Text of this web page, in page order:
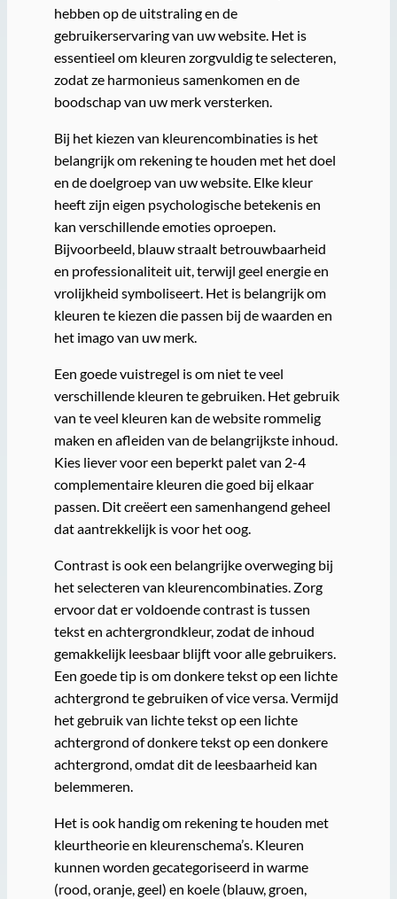
hebben op de uitstraling en de
gebruikerservaring van uw website. Het is
essentieel om kleuren zorgvuldig te selecteren,
zodat ze harmonieus samenkomen en de
boodschap van uw merk versterken.
Bij het kiezen van kleurencombinaties is het
belangrijk om rekening te houden met het doel
en de doelgroep van uw website. Elke kleur
heeft zijn eigen psychologische betekenis en
kan verschillende emoties oproepen.
Bijvoorbeeld, blauw straalt betrouwbaarheid
en professionaliteit uit, terwijl geel energie en
vrolijkheid symboliseert. Het is belangrijk om
kleuren te kiezen die passen bij de waarden en
het imago van uw merk.
Een goede vuistregel is om niet te veel
verschillende kleuren te gebruiken. Het gebruik
van te veel kleuren kan de website rommelig
maken en afleiden van de belangrijkste inhoud.
Kies liever voor een beperkt palet van 2-4
complementaire kleuren die goed bij elkaar
passen. Dit creëert een samenhangend geheel
dat aantrekkelijk is voor het oog.
Contrast is ook een belangrijke overweging bij
het selecteren van kleurencombinaties. Zorg
ervoor dat er voldoende contrast is tussen
tekst en achtergrondkleur, zodat de inhoud
gemakkelijk leesbaar blijft voor alle gebruikers.
Een goede tip is om donkere tekst op een lichte
achtergrond te gebruiken of vice versa. Vermijd
het gebruik van lichte tekst op een lichte
achtergrond of donkere tekst op een donkere
achtergrond, omdat dit de leesbaarheid kan
belemmeren.
Het is ook handig om rekening te houden met
kleurtheorie en kleurenschema’s. Kleuren
kunnen worden gecategoriseerd in warme
(rood, oranje, geel) en koele (blauw, groen,